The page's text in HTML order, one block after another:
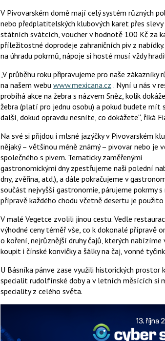
V Pivovarském domě mají celý systém různých
nebo předplatitelských klubových karet přes
státních svátcích, voucher v hodnotě 100 Kč za
příležitostné doprodeje zahraničních piv z
na úhradu pokrmů, nápoje si hosté musí vždy
„V průběhu roku připravujeme pro naše
na našem webu www.mexicana.cz . Nyní u nás v
probíhá akce na žebra s názvem Sněz, kolik
žebra (platí pro jednu osobu) a pokud budete
další, dokud opravdu nesníte, co dokážete“, říká
Na své si přijdou i mlsné jazýčky v Pivovarském
nějaký – většinou méně známý – pivovar nebo je
společného s pivem. Tematicky zaměřenými
gastronomickými dny zpestřujeme naši polední
dny, zvěřina, atd.), a dále pokračujeme v
součást nejvyšší gastronomie, párujeme pokrmy
přípravě každého chodu včetně desertu je
V malé Vegetce zvolili jinou cestu. Vedle
výhodné ceny téměř vše, co k dokonalé přípravě
o koření, nejrůznější druhy čajů, kterých
koupit i čínské konvičky a šálky na čaj, vonné
U Básníka pánve zase využili historických
specialit rudolfínské doby a v letních měsících si
speciality z celého světa.